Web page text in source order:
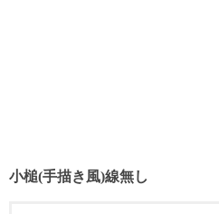
小槌(手描き風)線無し